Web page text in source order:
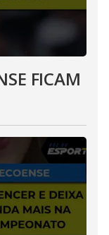
FICAM